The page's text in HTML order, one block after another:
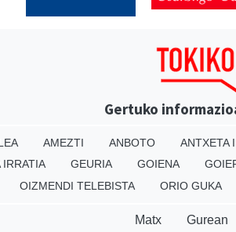
Gertuko
AMEZTI ANBOTO ANTXETA
IRRATIA GEURIA GOIENA
OIZMENDI TELEBISTA ORIO GUKA
Matx Gurean